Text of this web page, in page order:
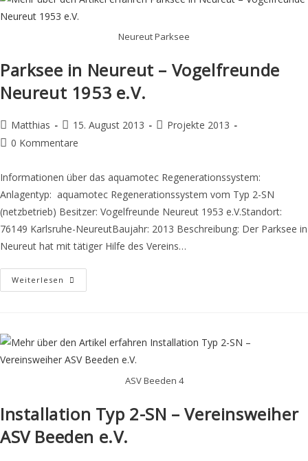
Neureut Parksee
Parksee in Neureut – Vogelfreunde
Neureut 1953 e.V.
Matthias 15. August 2013
Projekte 2013
0 Kommentare
Informationen über das aquamotec Regenerationssystem:
Anlagentyp: aquamotec Regenerationssystem vom Typ 2-SN
(netzbetrieb) Besitzer: Vogelfreunde Neureut 1953 e.V.Standort:
76149 Karlsruhe-NeureutBaujahr: 2013 Beschreibung: Der Parksee in
Neureut hat mit tätiger Hilfe des Vereins…
Weiterlesen
ASV Beeden 4
Installation Typ 2-SN – Vereinsweiher
ASV Beeden e.V.